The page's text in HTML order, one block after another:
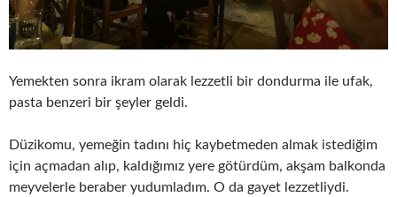
Yemekten sonra ikram olarak lezzetli bir dondurma ile ufak,
pasta benzeri bir şeyler geldi.
Düzikomu, yemeğin tadını hiç kaybetmeden almak istediğim
için açmadan alıp, kaldığımız yere götürdüm, akşam balkonda
meyvelerle beraber yudumladım. O da gayet lezzetliydi.